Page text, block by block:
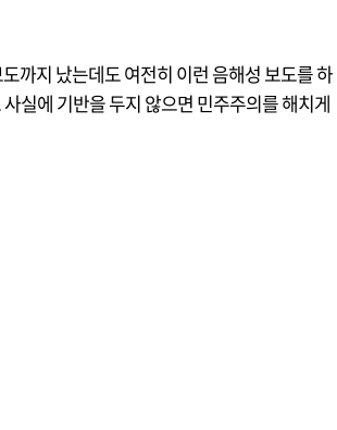
까지 났는데도 여전히 이런 음해성 보도를 하
실에 기반을 두지 않으면 민주주의를 해치게